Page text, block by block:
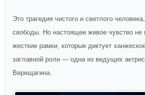
Это трагедия чистого и светлого
свободы. Но настоящее живое чувство не
жесткие рамки, которые диктует
заглавной роли — одна из ведущих
Верещагина.